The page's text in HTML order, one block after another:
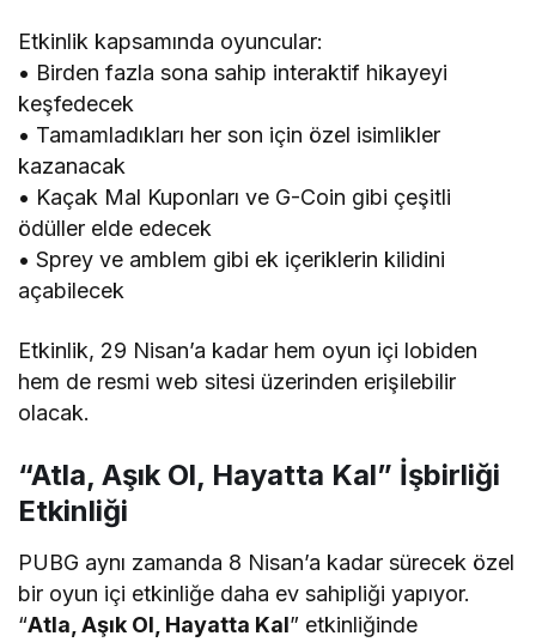
Etkinlik kapsamında oyuncular:
• Birden fazla sona sahip interaktif hikayeyi
keşfedecek
• Tamamladıkları her son için özel isimlikler
kazanacak
• Kaçak Mal Kuponları ve G-Coin gibi çeşitli
ödüller elde edecek
• Sprey ve amblem gibi ek içeriklerin kilidini
açabilecek
Etkinlik, 29 Nisan’a kadar hem oyun içi lobiden
hem de resmi web sitesi üzerinden erişilebilir
olacak.
“Atla, Aşık Ol, Hayatta Kal” İşbirliği
Etkinliği
PUBG aynı zamanda 8 Nisan’a kadar sürecek özel
bir oyun içi etkinliğe daha ev sahipliği yapıyor.
“Atla, Aşık Ol, Hayatta Kal” etkinliğinde